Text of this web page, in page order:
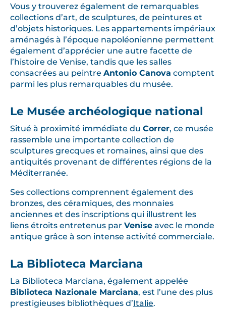
Vous y trouverez également de remarquables
collections d’art, de sculptures, de peintures et
d’objets historiques. Les appartements impériaux
aménagés à l’époque napoléonienne permettent
également d’apprécier une autre facette de
l’histoire de Venise, tandis que les salles
consacrées au peintre Antonio Canova comptent
parmi les plus remarquables du musée.
Le Musée archéologique national
Situé à proximité immédiate du Correr, ce musée
rassemble une importante collection de
sculptures grecques et romaines, ainsi que des
antiquités provenant de différentes régions de la
Méditerranée.
Ses collections comprennent également des
bronzes, des céramiques, des monnaies
anciennes et des inscriptions qui illustrent les
liens étroits entretenus par Venise avec le monde
antique grâce à son intense activité commerciale.
La Biblioteca Marciana
La Biblioteca Marciana, également appelée
Biblioteca Nazionale Marciana, est l’une des plus
prestigieuses bibliothèques d’Italie.